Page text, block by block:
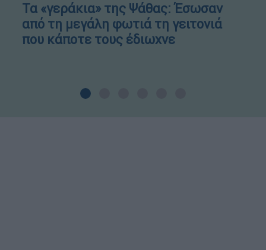
Τα «γεράκια» της Ψάθας: Έσωσαν
από τη μεγάλη φωτιά τη γειτονιά
που κάποτε τους έδιωχνε